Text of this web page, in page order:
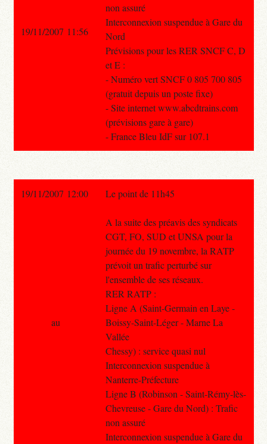
non assuré
Interconnexion suspendue à Gare du
Nord
Prévisions pour les RER SNCF C, D
et E :
- Numéro vert SNCF 0 805 700 805
(gratuit depuis un poste fixe)
- Site internet www.abcdtrains.com
(prévisions gare à gare)
- France Bleu IdF sur 107.1
19/11/2007 11:56
19/11/2007 12:00 Le point de 11h45
A la suite des préavis des syndicats
CGT, FO, SUD et UNSA pour la
journée du 19 novembre, la RATP
prévoit un trafic perturbé sur
l'ensemble de ses réseaux.
RER RATP :
Ligne A (Saint-Germain en Laye -
Boissy-Saint-Léger - Marne La
Vallée
Chessy) : service quasi nul
Interconnexion suspendue à
Nanterre-Préfecture
Ligne B (Robinson - Saint-Rémy-lès-
Chevreuse - Gare du Nord) : Trafic
non assuré
Interconnexion suspendue à Gare du
au